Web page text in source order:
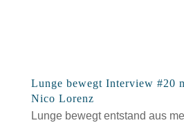
Lunge bewegt Interview #20
Nico Lorenz
Lunge bewegt entstand aus